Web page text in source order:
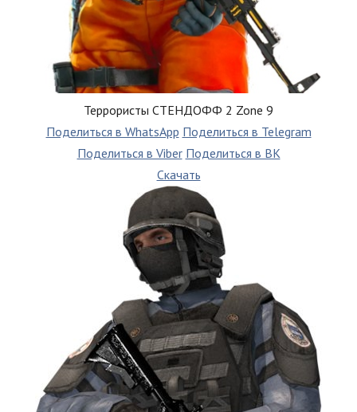
Террористы СТЕНДОФФ 2 Zone 9
Поделиться в WhatsApp Поделиться в Telegram
Поделиться в Viber Поделиться в ВК
Скачать